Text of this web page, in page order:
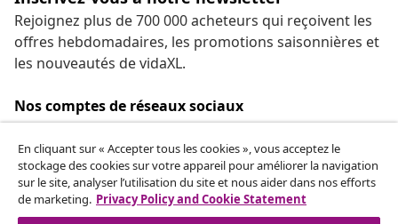
Rejoignez plus de 700 000 acheteurs qui reçoivent les
offres hebdomadaires, les promotions saisonnières et
les nouveautés de vidaXL.
Nos comptes de réseaux sociaux
Service Clients
En cliquant sur « Accepter tous les cookies », vous acceptez le
stockage des cookies sur votre appareil pour améliorer la navigation
sur le site, analyser l’utilisation du site et nous aider dans nos efforts
de marketing. Privacy Policy and Cookie Statement